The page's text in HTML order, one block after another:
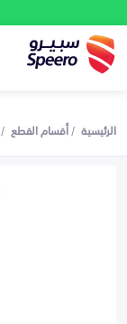
الرئيسية أقسام القطع